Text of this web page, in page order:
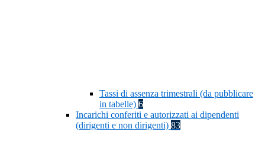
Tassi di assenza trimestrali (da pubblicare
in tabelle) 6
Incarichi conferiti e autorizzati ai dipendenti
(dirigenti e non dirigenti) 83